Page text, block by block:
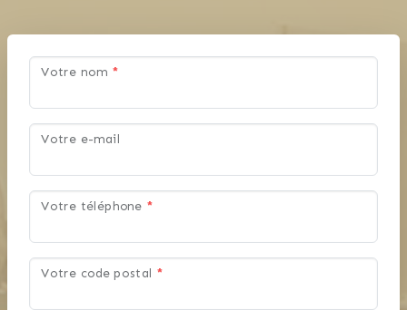
Votre nom *
Votre e-mail
Votre téléphone *
Votre code postal *